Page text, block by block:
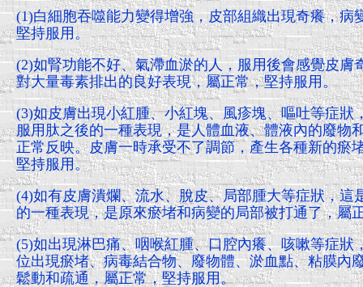
(1)白細胞吞噬能力變得增強，皮部組織出現奇癢，病
堅持服用。
(2)如腎功能不好、氣滯血淤的人，服用後會感覺皮膚
對大量毒素排出的良好表現，屬正常，堅持服用。
(3)如皮膚出現小紅腫、小紅塊、風疹塊、嘔吐等症狀
服用肽之後的一種表現，是人體血液、體液內的廢物
正常反映。皮膚一時承受不了調節，產生各種新的瘀
堅持服用。
(4)如有皮膚潰爛、流水、脫皮、局部腫大等症狀，這
的一種表現，是原來瘀堵和病變的局部被打通了，屬
(5)如出現淋巴痛、咽喉紅腫、口腔內癢、咳嗽等症狀
位出現瘀堵、病毒結合物、廢物體、淤血點、粘膜內
鬆動和疏通，屬正常，堅持服用。